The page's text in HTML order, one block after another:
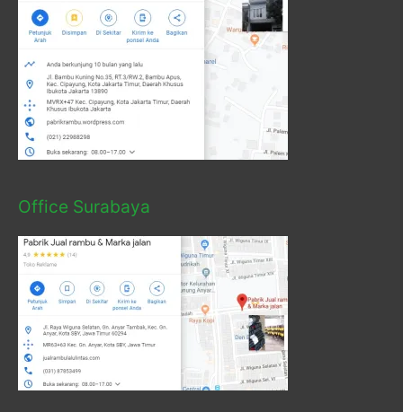
Office Surabaya